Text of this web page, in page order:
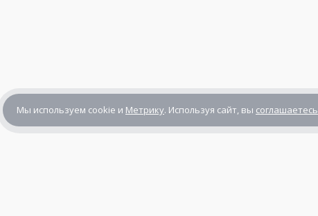
Мы используем cookie и Метрику. Используя сайт, вы соглашаетесь